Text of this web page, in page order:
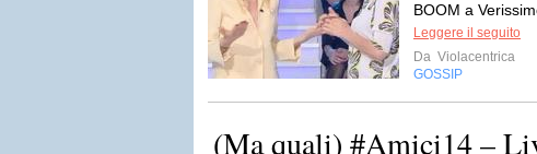
BOOM a
Leggere il seguito
Da Violacentrica
GOSSIP
(Ma quali) #Amici14 –